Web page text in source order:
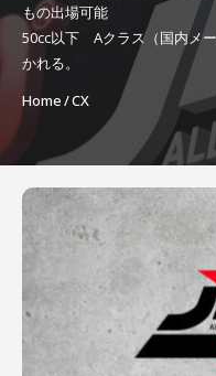
もの出場可能
50cc以下 Aクラス（国内メ
かれる。
Home CX
SPONSORS
TICKET
MSP
Promotion